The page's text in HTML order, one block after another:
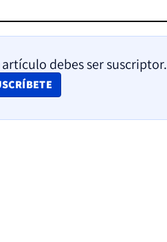
debes ser suscriptor.
IN NEW WINDOW